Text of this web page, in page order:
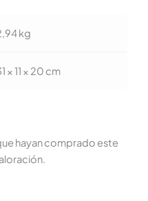
kg
× 11 × 20 cm
hayan comprado este